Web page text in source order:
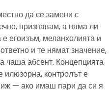
да се замени с
признавам, а няма ли
е егоизъм, меланхолията и
и те нямат значение,
чаша абсент. Концепцията
илюзорна, контролът е
— ако имаш пари да си я